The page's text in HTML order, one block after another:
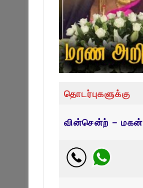
தொடர்புகளுக்கு
வின்சென்ற் – மகன்